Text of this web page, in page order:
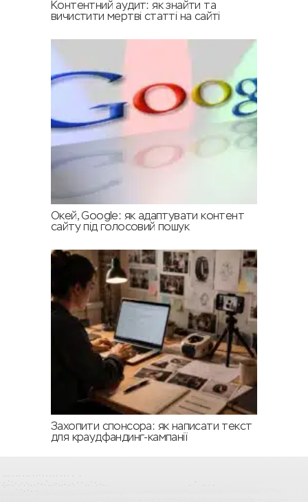
Контентний аудит: як знайти та
вичистити мертві статті на сайті
Окей, Google: як адаптувати контент
сайту під голосовий пошук
Захопити спонсора: як написати текст
для краудфандинг-кампанії